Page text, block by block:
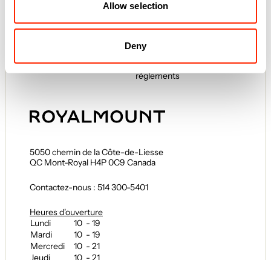
Allow selection
Deny
Gastronomie
Offres d'emploi
Partenariats
ENGAGEMENT ROYALMOUNT
Normes et
règlements
5050 chemin de la Côte-de-Liesse
QC Mont-Royal H4P 0C9 Canada
Contactez-nous : 514 300-5401
Heures d'ouverture
Lundi
10 - 19
Mardi
10 - 19
Mercredi
10 - 21
Jeudi
10 - 21